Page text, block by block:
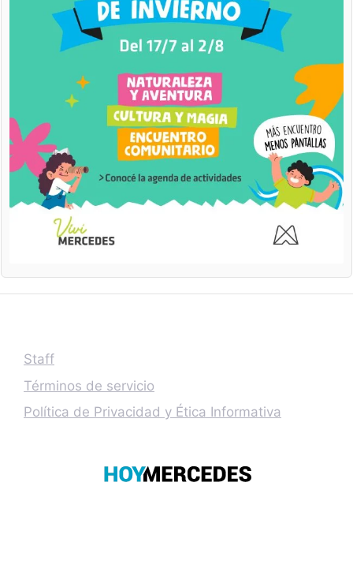
Staff
Términos de servicio
Política de Privacidad y Ética Informativa